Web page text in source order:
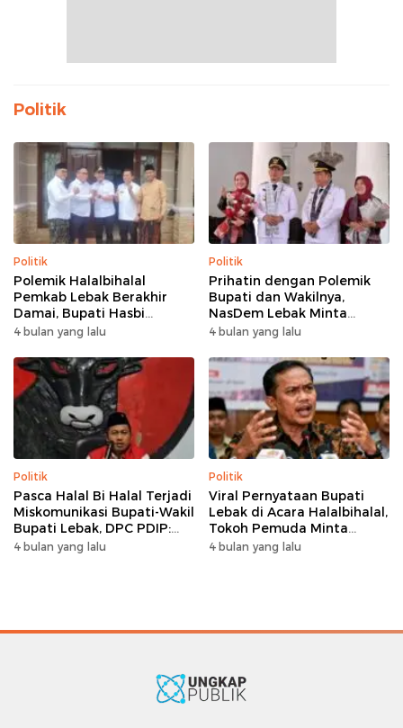
Politik
Politik
Polemik Halalbihalal
Pemkab Lebak Berakhir
Damai, Bupati Hasbi
Sambangi Kediaman
4 bulan yang lalu
Politik
Prihatin dengan Polemik
Bupati dan Wakilnya,
NasDem Lebak Minta
Saling Introspeksi
4 bulan yang lalu
Politik
Pasca Halal Bi Halal Terjadi
Miskomunikasi Bupati-Wakil
Bupati Lebak, DPC PDIP:
Kami Tetap Solid dan Akan
4 bulan yang lalu
Politik
Viral Pernyataan Bupati
Lebak di Acara Halalbihalal,
Tokoh Pemuda Minta
Bersatu hingga Usul
4 bulan yang lalu